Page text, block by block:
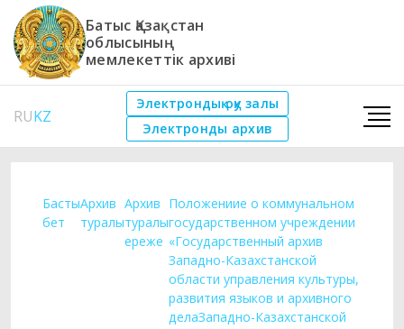
Батыс Қазақстан
облысының
мемлекеттік архиві
RUKZ
Электрондық оқу залы
Электронды архив
Басты
бет
Архив
туралы
Архив
туралы
ереже
Положениие о коммунальном
государственном учреждении
«Государственный архив
Западно-Казахстанской
области управления культуры,
развития языков и архивного
делаЗападно-Казахстанской